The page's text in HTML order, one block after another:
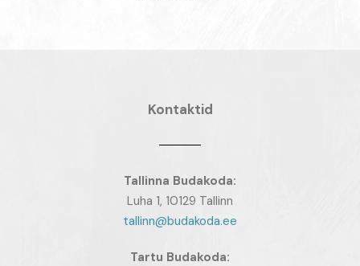
Kontaktid
Tallinna Budakoda:
Luha 1, 10129 Tallinn
tallinn@budakoda.ee
Tartu Budakoda: